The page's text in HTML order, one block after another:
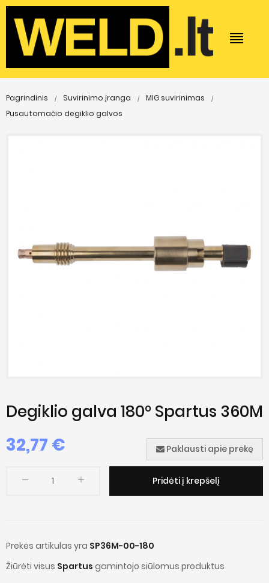
Pagrindinis Suvirinimo įranga
MIG suvirinimas
Pusautomačio degiklio galvos
Degiklio galva 180° Spartus 360M
32,77 € Paklausti apie prekę
Pridėti į krepšelį
Prekės artikulas yra SP36M-00-180
Žiūrėti visus Spartus gamintojo siūlomus produktus